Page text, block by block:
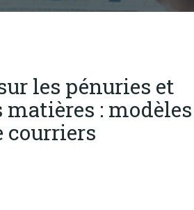
les pénuries et
matières : modèles
courriers